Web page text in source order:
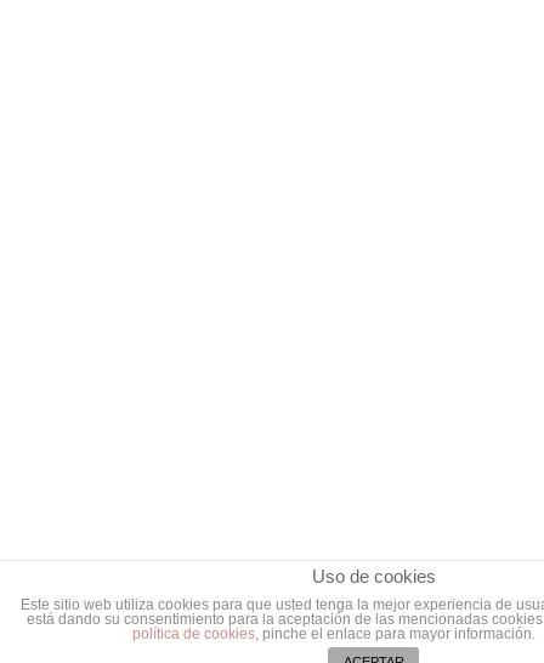
Uso de cookies
Este sitio web utiliza cookies para que usted tenga la mejor experiencia de
está dando su consentimiento para la aceptación de las mencionadas
política de cookies, pinche el enlace para mayor información.